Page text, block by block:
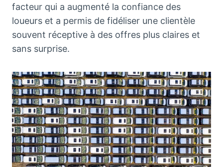
facteur qui a augmenté la confiance des
loueurs et a permis de fidéliser une clientèle
souvent réceptive à des offres plus claires et
sans surprise.